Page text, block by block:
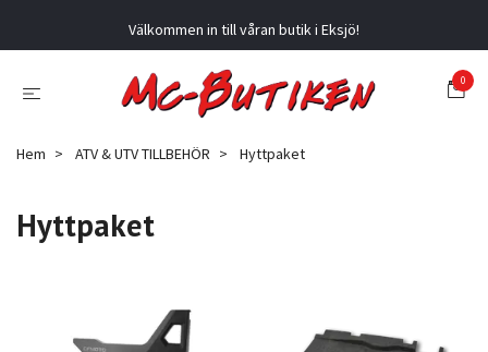
Välkommen in till våran butik i Eksjö!
0
Hem ATV & UTV TILLBEHÖR Hyttpaket
Hyttpaket